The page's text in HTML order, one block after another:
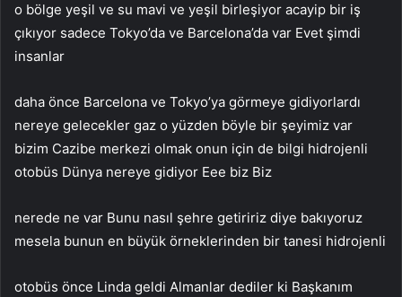
o bölge yeşil ve su mavi ve yeşil birleşiyor acayip bir iş
çıkıyor sadece Tokyo’da ve Barcelona’da var Evet şimdi
insanlar
daha önce Barcelona ve Tokyo’ya görmeye gidiyorlardı
nereye gelecekler gaz o yüzden böyle bir şeyimiz var
bizim Cazibe merkezi olmak onun için de bilgi hidrojenli
otobüs Dünya nereye gidiyor Eee biz Biz
nerede ne var Bunu nasıl şehre getiririz diye bakıyoruz
mesela bunun en büyük örneklerinden bir tanesi hidrojenli
otobüs önce Linda geldi Almanlar dediler ki Başkanım